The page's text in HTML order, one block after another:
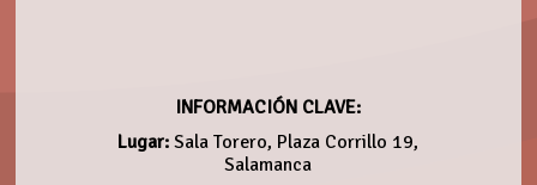
INFORMACIÓN CLAVE:
Lugar: Sala Torero, Plaza Corrillo 19,
Salamanca